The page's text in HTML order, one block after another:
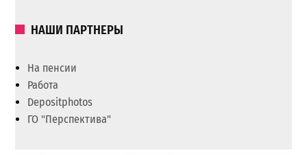
НАШИ ПАРТНЕРЫ
На пенсии
Работа
Depositphotos
ГО "Перспектива"